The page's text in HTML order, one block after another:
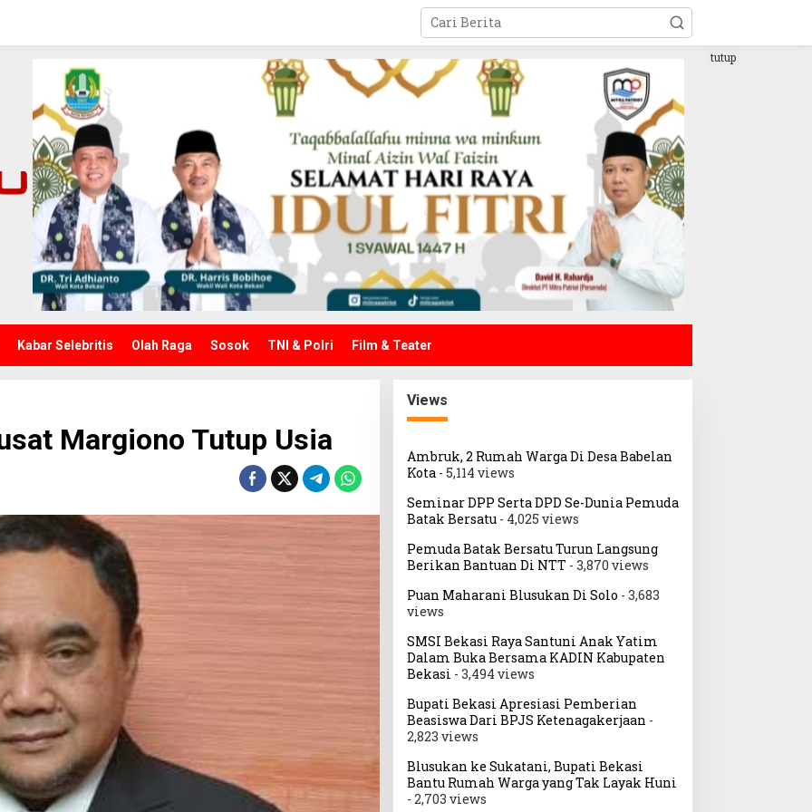
Kabar Selebritis Olah Raga Sosok TNI & Polri Film & Teater
tutup
Margiono Tutup Usia
Views
Ambruk, 2 Rumah Warga Di Desa Babelan
Kota- 5,114 views
Seminar DPP Serta DPD Se-Dunia Pemuda
Batak Bersatu- 4,025 views
Pemuda Batak Bersatu Turun Langsung
Berikan Bantuan Di NTT - 3,870 views
Puan Maharani Blusukan Di Solo - 3,683
views
SMSI Bekasi Raya Santuni Anak Yatim
Dalam Buka Bersama KADIN Kabupaten
Bekasi - 3,494 views
Bupati Bekasi Apresiasi Pemberian
Beasiswa Dari BPJS Ketenagakerjaan -
2,823 views
Blusukan ke Sukatani, Bupati Bekasi
Bantu Rumah Warga yang Tak Layak Huni
- 2,703 views